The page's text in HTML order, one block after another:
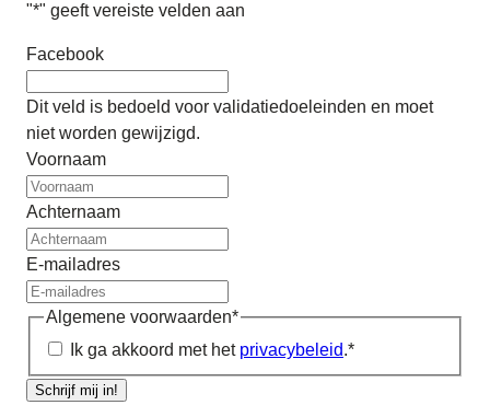
"*" geeft vereiste velden aan
Facebook
Dit veld is bedoeld voor validatiedoeleinden en moet
niet worden gewijzigd.
Voornaam
Achternaam
E-mailadres
Algemene voorwaarden*
Ik ga akkoord met het privacybeleid.*
Schrijf mij in!